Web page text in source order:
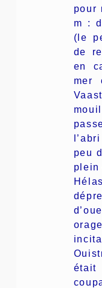
pour
m :
(le
de
en
mer
peu
plein